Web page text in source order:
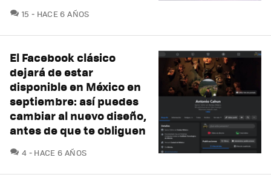
15 COMENTARIOS
HACE 6 AÑOS
El Facebook clásico
dejará de estar
disponible en México en
septiembre: así puedes
cambiar al nuevo diseño,
antes de que te obliguen
4 COMENTARIOS
HACE 6 AÑOS